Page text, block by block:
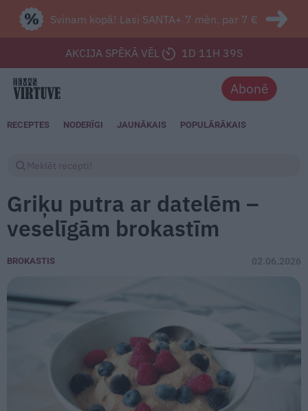
Svinam kopā! Lasi SANTA+ 7 mēn. par 7 €
AKCIJA SPĒKĀ VĒL 1D 11H 37S
Abonē
RECEPTES NODERĪGI JAUNĀKAIS POPULĀRĀKAIS
Griķu putra ar datelēm –
veselīgām brokastīm
BROKASTIS 02.06.2026